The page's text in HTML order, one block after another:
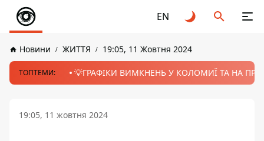
EN
Новини ЖИТТЯ 19:05, 11 Жовтня 2024
ТОПТЕМИ: 💡ГРАФІКИ ВИМКНЕНЬ У КОЛОМИЇ ТА НА
19:05, 11 жовтня 2024